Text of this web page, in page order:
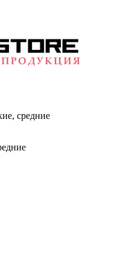
средние